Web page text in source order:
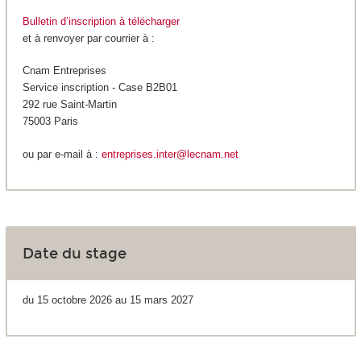
Bulletin d’inscription à télécharger
et à renvoyer par courrier à :
Cnam Entreprises
Service inscription - Case B2B01
292 rue Saint-Martin
75003 Paris
ou par e-mail à : entreprises.inter@lecnam.net
Date du stage
du 15 octobre 2026 au 15 mars 2027